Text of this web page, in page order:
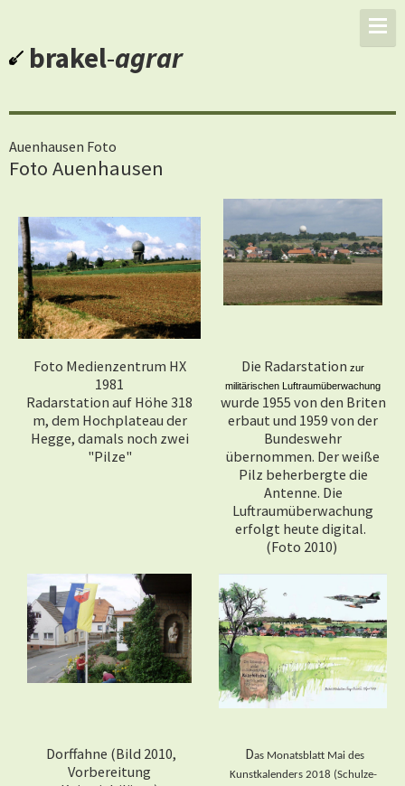
brakel-agrar
Auenhausen Foto
Foto Auenhausen
Foto Medienzentrum HX
1981
Radarstation auf Höhe 318
m, dem Hochplateau der
Hegge, damals noch zwei
"Pilze"
Die Radarstation zur
militärischen Luftraumüberwachung
wurde 1955 von den Briten
erbaut und 1959 von der
Bundeswehr
übernommen. Der weiße
Pilz beherbergte die
Antenne. Die
Luftraumüberwachung
erfolgt heute digital.
(Foto 2010)
Dorffahne (Bild 2010,
Vorbereitung
Das Monatsblatt Mai des
Kunstkalenders 2018 (Schulze-